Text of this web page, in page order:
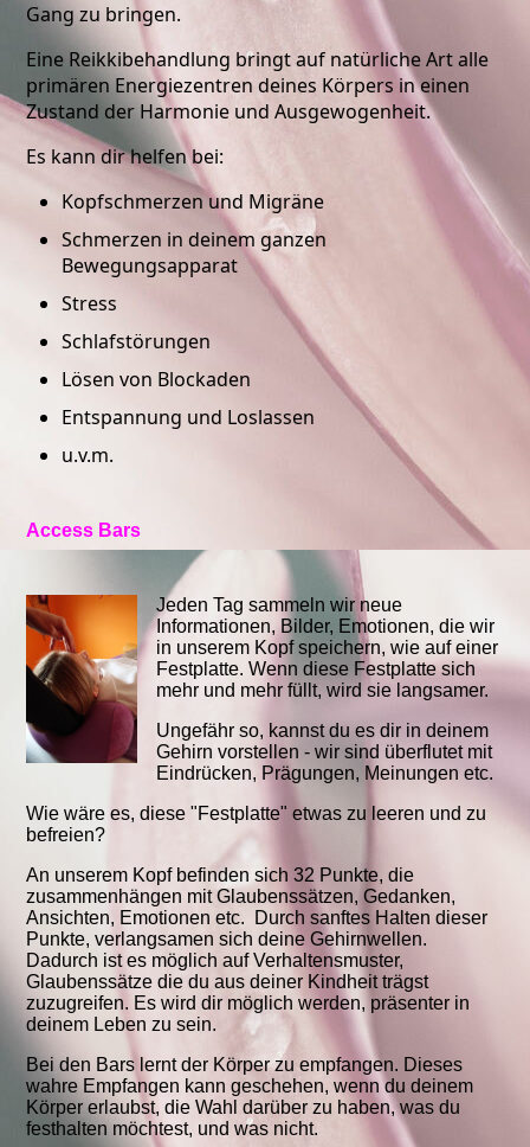
Gang zu bringen.
Eine Reikkibehandlung bringt auf natürliche Art alle
primären Energiezentren deines Körpers in einen
Zustand der Harmonie und Ausgewogenheit.
Es kann dir helfen bei:
Kopfschmerzen und Migräne
Schmerzen in deinem ganzen
Bewegungsapparat
Stress
Schlafstörungen
Lösen von Blockaden
Entspannung und Loslassen
u.v.m.
Access Bars
Jeden Tag sammeln wir neue
Informationen, Bilder, Emotionen, die wir
in unserem Kopf speichern, wie auf einer
Festplatte. Wenn diese Festplatte sich
mehr und mehr füllt, wird sie langsamer.
Ungefähr so, kannst du es dir in deinem
Gehirn vorstellen - wir sind überflutet mit
Eindrücken, Prägungen, Meinungen etc.
Wie wäre es, diese "Festplatte" etwas zu leeren und zu
befreien?
An unserem Kopf befinden sich 32 Punkte, die
zusammenhängen mit Glaubenssätzen, Gedanken,
Ansichten, Emotionen etc. Durch sanftes Halten dieser
Punkte, verlangsamen sich deine Gehirnwellen.
Dadurch ist es möglich auf Verhaltensmuster,
Glaubenssätze die du aus deiner Kindheit trägst
zuzugreifen. Es wird dir möglich werden, präsenter in
deinem Leben zu sein.
Bei den Bars lernt der Körper zu empfangen. Dieses
wahre Empfangen kann geschehen, wenn du deinem
Körper erlaubst, die Wahl darüber zu haben, was du
festhalten möchtest, und was nicht.